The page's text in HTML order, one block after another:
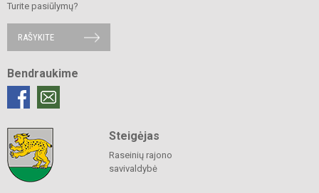
Turite pasiūlymų?
RAŠYKITE
Bendraukime
Steigėjas
Raseinių rajono
savivaldybė